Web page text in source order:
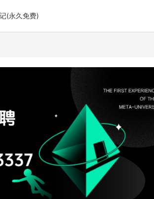
(永久免费)